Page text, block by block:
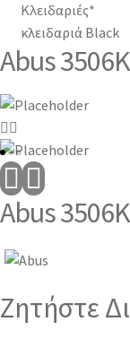
Κλειδαριές*
κλειδαριά Black
Abus
Abus
Ζητήστε